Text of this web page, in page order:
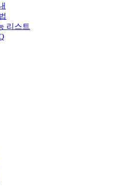
리스트